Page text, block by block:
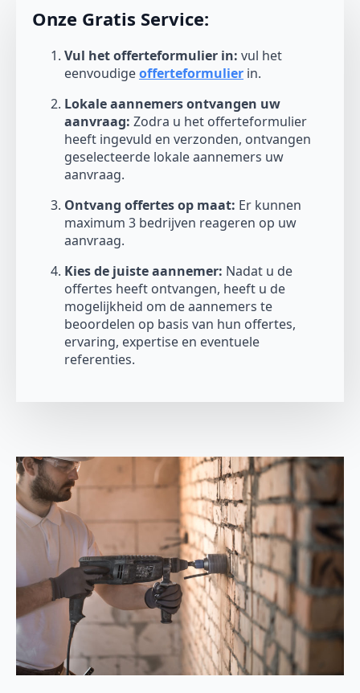
Onze Gratis Service:
Vul het offerteformulier in: vul het
eenvoudigeofferteformulier in.
Lokale aannemers ontvangen uw
aanvraag: Zodra u het offerteformulier
heeft ingevuld en verzonden, ontvangen
geselecteerde lokale aannemers uw
aanvraag.
Ontvang offertes op maat: Er kunnen
maximum 3 bedrijven reageren op uw
aanvraag.
Kies de juiste aannemer: Nadat u de
offertes heeft ontvangen, heeft u de
mogelijkheid om de aannemers te
beoordelen op basis van hun offertes,
ervaring, expertise en eventuele
referenties.